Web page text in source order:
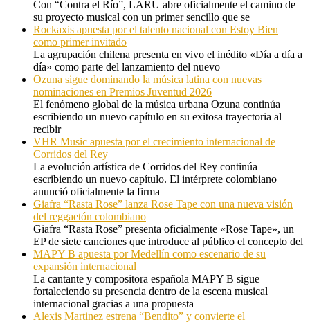
Con “Contra el Río”, LARU abre oficialmente el camino de
su proyecto musical con un primer sencillo que se
Rockaxis apuesta por el talento nacional con Estoy Bien
como primer invitado
La agrupación chilena presenta en vivo el inédito «Día a día a
día» como parte del lanzamiento del nuevo
Ozuna sigue dominando la música latina con nuevas
nominaciones en Premios Juventud 2026
El fenómeno global de la música urbana Ozuna continúa
escribiendo un nuevo capítulo en su exitosa trayectoria al
recibir
VHR Music apuesta por el crecimiento internacional de
Corridos del Rey
La evolución artística de Corridos del Rey continúa
escribiendo un nuevo capítulo. El intérprete colombiano
anunció oficialmente la firma
Giafra “Rasta Rose” lanza Rose Tape con una nueva visión
del reggaetón colombiano
Giafra “Rasta Rose” presenta oficialmente «Rose Tape», un
EP de siete canciones que introduce al público el concepto del
MAPY B apuesta por Medellín como escenario de su
expansión internacional
La cantante y compositora española MAPY B sigue
fortaleciendo su presencia dentro de la escena musical
internacional gracias a una propuesta
Alexis Martinez estrena “Bendito” y convierte el